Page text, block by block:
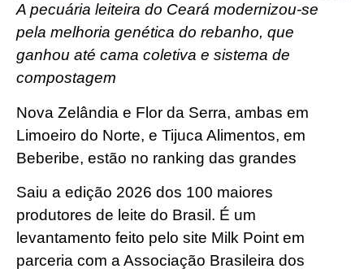
A pecuária leiteira do Ceará modernizou-se
pela melhoria genética do rebanho, que
ganhou até cama coletiva e sistema de
compostagem
Nova Zelândia e Flor da Serra, ambas em
Limoeiro do Norte, e Tijuca Alimentos, em
Beberibe, estão no ranking das grandes
Saiu a edição 2026 dos 100 maiores
produtores de leite do Brasil. É um
levantamento feito pelo site Milk Point em
parceria com a Associação Brasileira dos